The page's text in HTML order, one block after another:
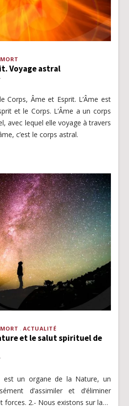
Voyage astral
Corps, Âme et Esprit. L’Âme est
et le Corps. L’Âme a un corps
avec lequel elle voyage à travers
c’est le corps astral.
ACTUALITÉ
et le salut spirituel de
est un organe de la Nature, un
d’assimiler et d’éliminer
forces. 2.- Nous existons sur la…